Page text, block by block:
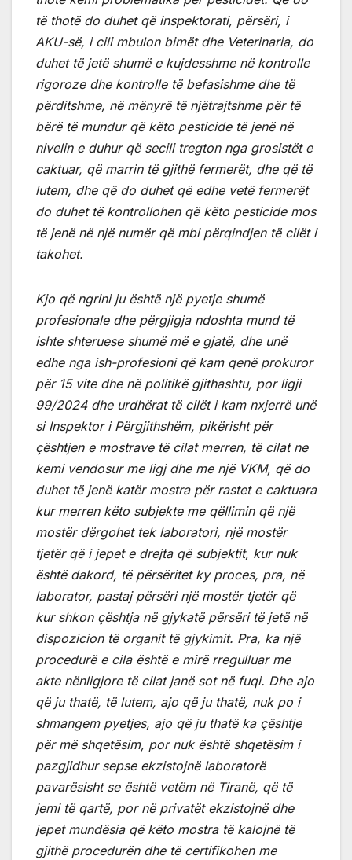
të thotë do duhet që inspektorati, përsëri, i
AKU-së, i cili mbulon bimët dhe Veterinaria, do
duhet të jetë shumë e kujdesshme në kontrolle
rigoroze dhe kontrolle të befasishme dhe të
përditshme, në mënyrë të njëtrajtshme për të
bërë të mundur që këto pesticide të jenë në
nivelin e duhur që secili tregton nga grosistët e
caktuar, që marrin të gjithë fermerët, dhe që të
lutem, dhe që do duhet që edhe vetë fermerët
do duhet të kontrollohen që këto pesticide mos
të jenë në një numër që mbi përqindjen të cilët i
takohet.
Kjo që ngrini ju është një pyetje shumë
profesionale dhe përgjigja ndoshta mund të
ishte shteruese shumë më e gjatë, dhe unë
edhe nga ish-profesioni që kam qenë prokuror
për 15 vite dhe në politikë gjithashtu, por ligji
99/2024 dhe urdhërat të cilët i kam nxjerrë unë
si Inspektor i Përgjithshëm, pikërisht për
çështjen e mostrave të cilat merren, të cilat ne
kemi vendosur me ligj dhe me një VKM, që do
duhet të jenë katër mostra për rastet e caktuara
kur merren këto subjekte me qëllimin që një
mostër dërgohet tek laboratori, një mostër
tjetër që i jepet e drejta që subjektit, kur nuk
është dakord, të përsëritet ky proces, pra, në
laborator, pastaj përsëri një mostër tjetër që
kur shkon çështja në gjykatë përsëri të jetë në
dispozicion të organit të gjykimit. Pra, ka një
procedurë e cila është e mirë rregulluar me
akte nënligjore të cilat janë sot në fuqi. Dhe ajo
që ju thatë, të lutem, ajo që ju thatë, nuk po i
shmangem pyetjes, ajo që ju thatë ka çështje
për më shqetësim, por nuk është shqetësim i
pazgjidhur sepse ekzistojnë laboratorë
pavarësisht se është vetëm në Tiranë, që të
jemi të qartë, por në privatët ekzistojnë dhe
jepet mundësia që këto mostra të kalojnë të
gjithë procedurën dhe të certifikohen me